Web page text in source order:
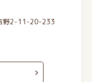
野2-11-20-233